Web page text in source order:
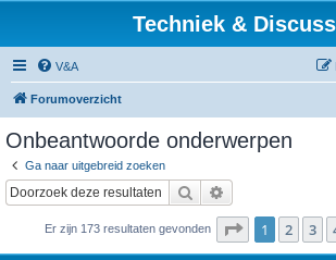
Techniek &
V&A
Forumoverzicht
Onbeantwoorde onderwerpen
Ga naar uitgebreid zoeken
Zoek
Er zijn 173 resultaten gevonden Pagina van
1 2 3